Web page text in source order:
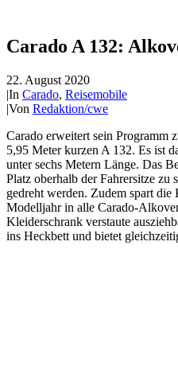
Carado A 132:
22. August 2020
|In Carado, Reisemobile
|Von Redaktion/cwe
Carado erweitert sein Programm
5,95 Meter kurzen A 132. Es ist
unter sechs Metern Länge. Das
Platz oberhalb der Fahrersitze zu
gedreht werden. Zudem spart
Modelljahr in alle Carado-
Kleiderschrank verstaute
ins Heckbett und bietet